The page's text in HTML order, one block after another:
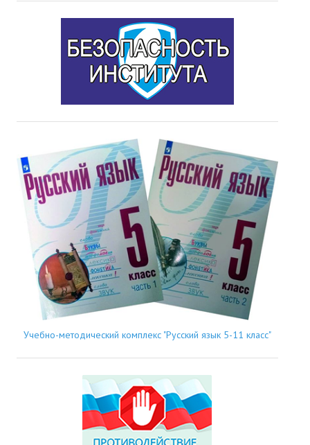
Учебно-методический комплекс "Русский язык 5-11 класс"